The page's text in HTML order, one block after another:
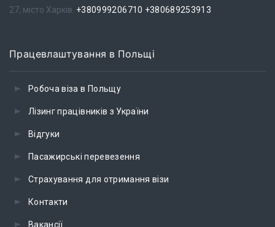
27; місто Харків. +380999206710 +380689253913
Працевлаштування в Польщі
Робоча віза в Польщу
Лізинг працівників з України
Відгуки
Пасажирські перевезення
Страхування для отримання візи
Контакти
Вакансії